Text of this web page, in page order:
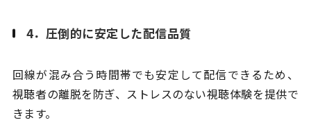
4．圧倒的に安定した配信品質
回線が混み合う時間帯でも安定して配信できるため、
視聴者の離脱を防ぎ、ストレスのない視聴体験を提供で
きます。